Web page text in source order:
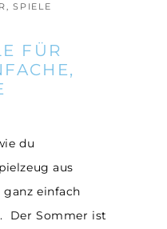
,SPIELE
FÜR
du
aus
einfach
Der Sommer ist